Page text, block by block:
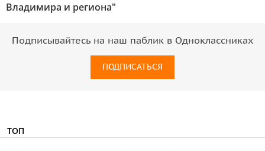
Владимира и региона"
Подписывайтесь на наш паблик в Одноклассниках
ПОДПИСАТЬСЯ
ТОП